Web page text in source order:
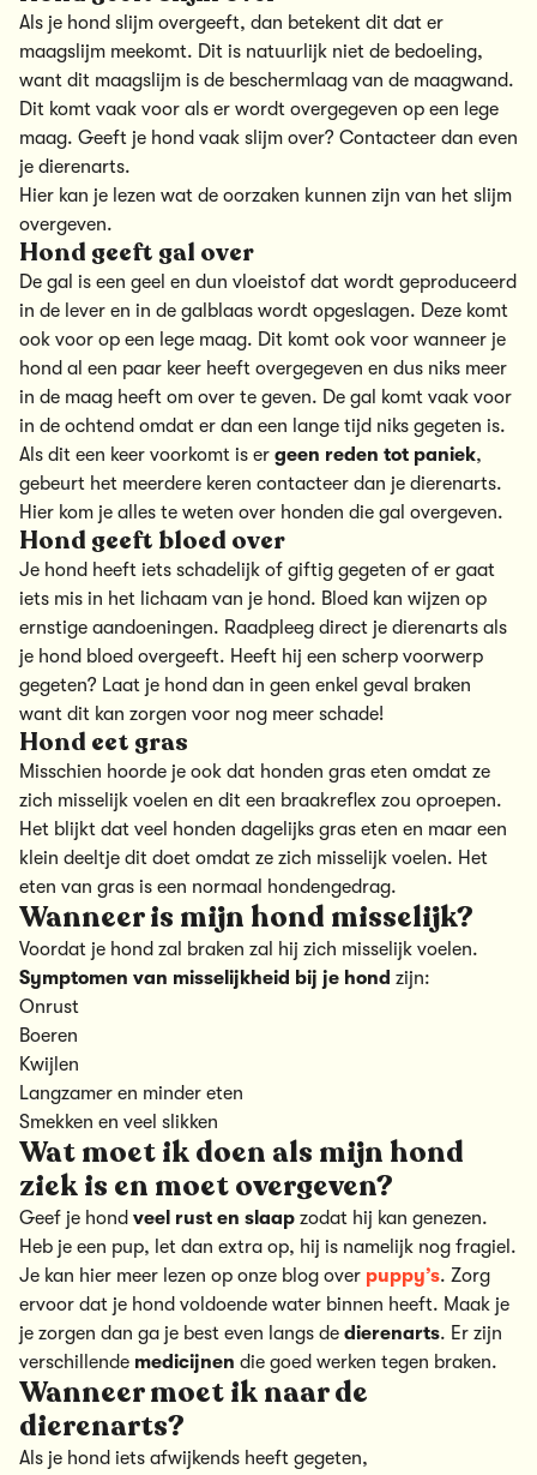
Als je hond slijm overgeeft, dan betekent dit dat er
maagslijm meekomt. Dit is natuurlijk niet de bedoeling,
want dit maagslijm is de beschermlaag van de maagwand.
Dit komt vaak voor als er wordt overgegeven op een lege
maag. Geeft je hond vaak slijm over? Contacteer dan even
je dierenarts.
Hier kan je lezen wat de oorzaken kunnen zijn van het slijm
overgeven.
Hond geeft gal over
De gal is een geel en dun vloeistof dat wordt geproduceerd
in de lever en in de galblaas wordt opgeslagen. Deze komt
ook voor op een lege maag. Dit komt ook voor wanneer je
hond al een paar keer heeft overgegeven en dus niks meer
in de maag heeft om over te geven. De gal komt vaak voor
in de ochtend omdat er dan een lange tijd niks gegeten is.
Als dit een keer voorkomt is er geen reden tot paniek,
gebeurt het meerdere keren contacteer dan je dierenarts.
Hier kom je alles te weten over honden die gal overgeven.
Hond geeft bloed over
Je hond heeft iets schadelijk of giftig gegeten of er gaat
iets mis in het lichaam van je hond. Bloed kan wijzen op
ernstige aandoeningen. Raadpleeg direct je dierenarts als
je hond bloed overgeeft. Heeft hij een scherp voorwerp
gegeten? Laat je hond dan in geen enkel geval braken
want dit kan zorgen voor nog meer schade!
Hond eet gras
Misschien hoorde je ook dat honden gras eten omdat ze
zich misselijk voelen en dit een braakreflex zou oproepen.
Het blijkt dat veel honden dagelijks gras eten en maar een
klein deeltje dit doet omdat ze zich misselijk voelen. Het
eten van gras is een normaal hondengedrag.
Wanneer is mijn hond misselijk?
Voordat je hond zal braken zal hij zich misselijk voelen.
Symptomen van misselijkheid bij je hond zijn:
Onrust
Boeren
Kwijlen
Langzamer en minder eten
Smekken en veel slikken
Wat moet ik doen als mijn hond
ziek is en moet overgeven?
Geef je hond veel rust en slaap zodat hij kan genezen.
Heb je een pup, let dan extra op, hij is namelijk nog fragiel.
Je kan hier meer lezen op onze blog over puppy’s. Zorg
ervoor dat je hond voldoende water binnen heeft. Maak je
je zorgen dan ga je best even langs de dierenarts. Er zijn
verschillende medicijnen die goed werken tegen braken.
Wanneer moet ik naar de
dierenarts?
Als je hond iets afwijkends heeft gegeten,